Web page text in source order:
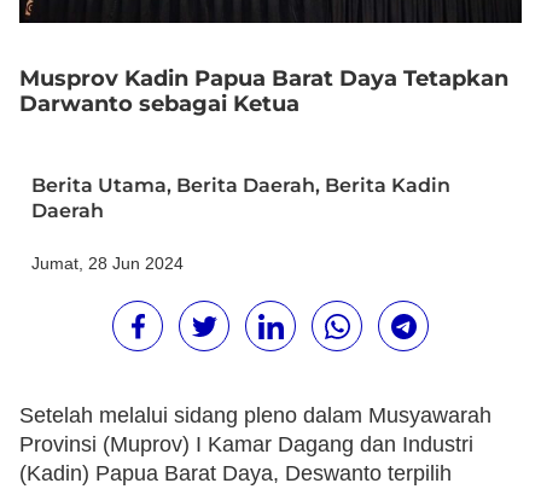
Musprov Kadin Papua Barat Daya Tetapkan
Darwanto sebagai Ketua
Berita Utama, Berita Daerah, Berita Kadin
Daerah
Jumat, 28 Jun 2024
Setelah melalui sidang pleno dalam Musyawarah
Provinsi (Muprov) I Kamar Dagang dan Industri
(Kadin) Papua Barat Daya, Deswanto terpilih